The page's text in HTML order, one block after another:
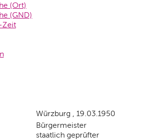
(Ort)
(GND)
Zeit
Würzburg , 19.03.1950
Bürgermeister
staatlich geprüfter